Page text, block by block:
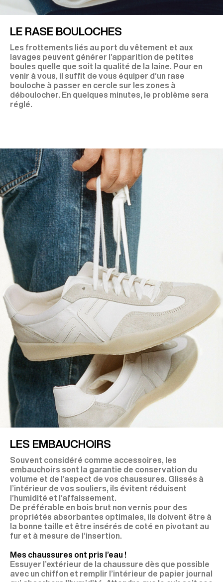
LE RASE BOULOCHES
Les frottements liés au port du vêtement et aux
lavages peuvent générer l’apparition de petites
boules quelle que soit la qualité de la laine. Pour en
venir à vous, il suffit de vous équiper d’un rase
bouloche à passer en cercle sur les zones à
déboulocher. En quelques minutes, le problème sera
réglé.
LES EMBAUCHOIRS
Souvent considéré comme accessoires, les
embauchoirs sont la garantie de conservation du
volume et de l’aspect de vos chaussures. Glissés à
l’intérieur de vos souliers, ils évitent réduisent
l’humidité et l’affaissement.
De préférable en bois brut non vernis pour des
propriétés absorbantes optimales, ils doivent être à
la bonne taille et être insérés de coté en pivotant au
fur et à mesure de l’insertion.
Mes chaussures ont pris l’eau !
Essuyer l’extérieur de la chaussure dès que possible
avec un chiffon et remplir l’intérieur de papier journal